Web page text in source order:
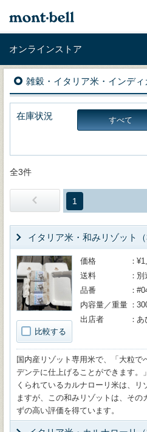
オンラインストア
雑穀・イタリア米・インディ
在庫状況 すべて
全3件
1
イタリア米・和みリゾット（
比較する
価格
送料
別
品番
内容量／重量
出店者
あ
国内産リゾット専用米で、「大粒
デンテに仕上げることができます。
くられているカルナローリ米は、
ますが、この和みリゾットは、その
ずの高い評価を得ています。